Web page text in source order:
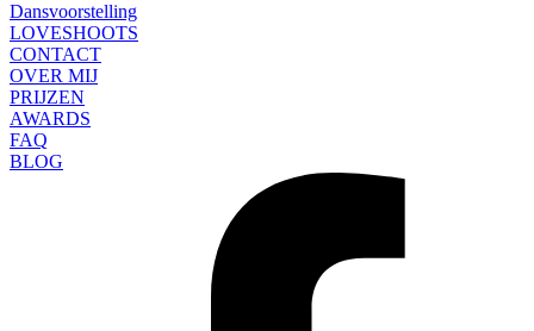
Dansvoorstelling
LOVESHOOTS
CONTACT
OVER MIJ
PRIJZEN
AWARDS
FAQ
BLOG